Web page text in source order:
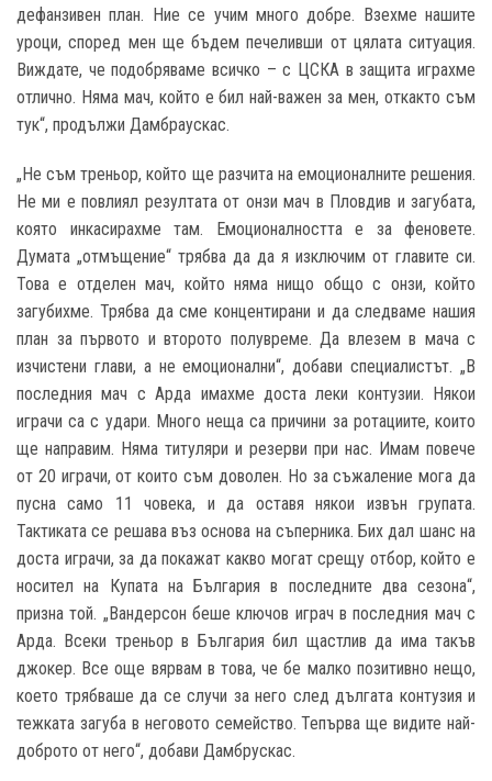
дефанзивен план. Ние се учим много добре. Взехме нашите
уроци, според мен ще бъдем печеливши от цялата ситуация.
Виждате, че подобряваме всичко – с ЦСКА в защита играхме
отлично. Няма мач, който е бил най-важен за мен, откакто съм
тук“, продължи Дамбраускас.
„Не съм треньор, който ще разчита на емоционалните решения.
Не ми е повлиял резултата от онзи мач в Пловдив и загубата,
която инкасирахме там. Емоционалността е за феновете.
Думата „отмъщение“ трябва да да я изключим от главите си.
Това е отделен мач, който няма нищо общо с онзи, който
загубихме. Трябва да сме концентирани и да следваме нашия
план за първото и второто полувреме. Да влезем в мача с
изчистени глави, а не емоционални“, добави специалистът. „В
последния мач с Арда имахме доста леки контузии. Някои
играчи са с удари. Много неща са причини за ротациите, които
ще направим. Няма титуляри и резерви при нас. Имам повече
от 20 играчи, от които съм доволен. Но за съжаление мога да
пусна само 11 човека, и да оставя някои извън групата.
Тактиката се решава въз основа на съперника. Бих дал шанс на
доста играчи, за да покажат какво могат срещу отбор, който е
носител на Купата на България в последните два сезона“,
призна той. „Вандерсон беше ключов играч в последния мач с
Арда. Всеки треньор в България бил щастлив да има такъв
джокер. Все още вярвам в това, че бе малко позитивно нещо,
което трябваше да се случи за него след дългата контузия и
тежката загуба в неговото семейство. Тепърва ще видите най-
доброто от него“, добави Дамбрускас.